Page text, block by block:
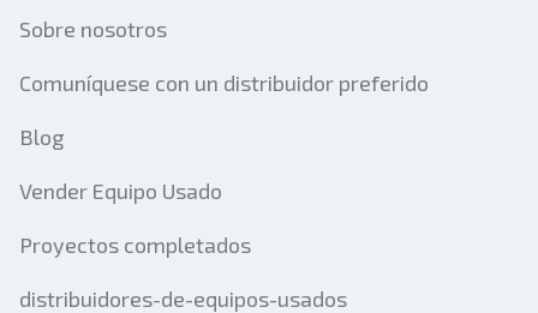
Sobre nosotros
Comuníquese con un distribuidor preferido
Blog
Vender Equipo Usado
Proyectos completados
distribuidores-de-equipos-usados